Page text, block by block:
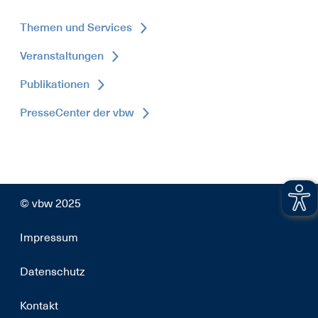
Themen und Services
Veranstaltungen
Publikationen
PresseCenter der vbw
© vbw 2025
Impressum
Datenschutz
Kontakt